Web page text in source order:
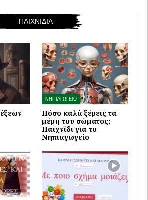
ΠΑΙΧΝΙΔΙΑ
ΝΗΠΙΑΓΩΓΕΙΟ
Πόσο καλά ξέρεις τα
μέρη του σώματος;
Παιχνίδι για το
Νηπιαγωγείο